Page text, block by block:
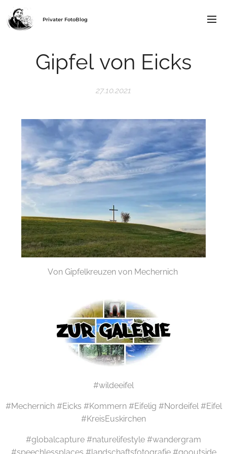
Privater FotoBlog
Gipfel von Eicks
27.10.2021
Von Gipfelkreuzen von Mechernich
#wildeeifel
#Mechernich #Eicks #Kommern #Eifelig #Nordeifel #Eifel
#KreisEuskirchen
#globalcapture #naturelifestyle #wandergram